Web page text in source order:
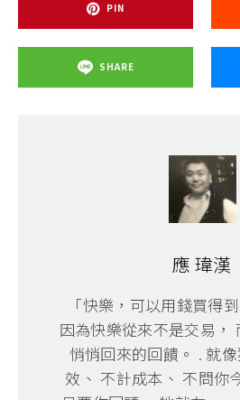
PIN
SHARE
應 瑋漢
「快樂，可以用錢買得
因為快樂從來不是交易，
悄悄回來的回饋。 . 就
效、 不計成本、 不問你